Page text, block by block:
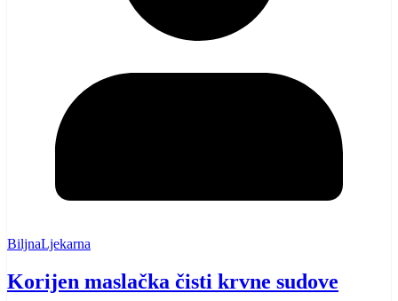
BiljnaLjekarna
Korijen maslačka čisti krvne sudove